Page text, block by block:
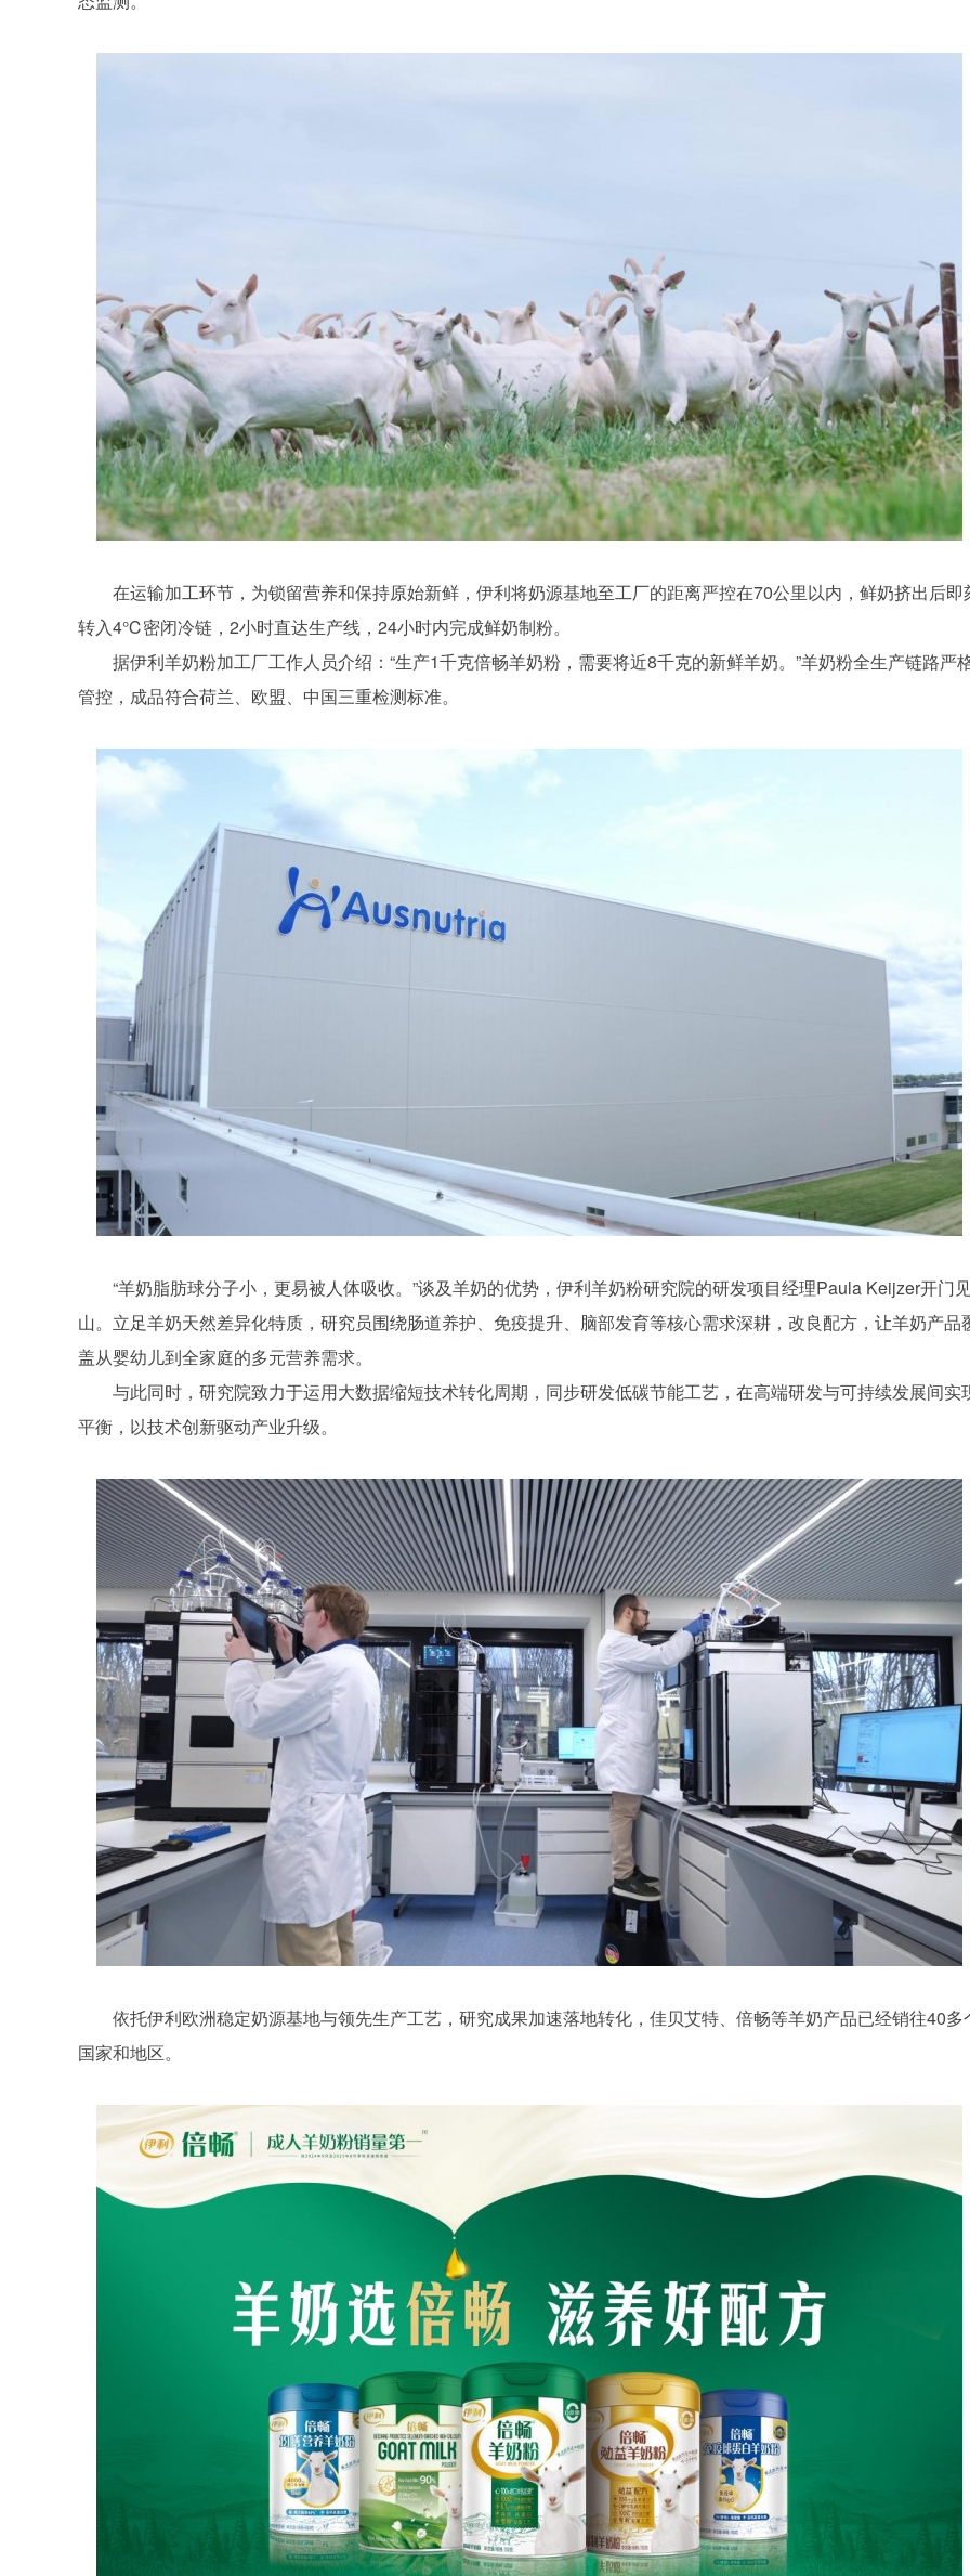
在运输加工环节，为锁留营养和保持原始新鲜，伊利将奶源基地至工厂的距离严控在70公里以内，鲜奶挤出后即
转入4℃密闭冷链，2小时直达生产线，24小时内完成鲜奶制粉。
据伊利羊奶粉加工厂工作人员介绍：“生产1千克倍畅羊奶粉，需要将近8千克的新鲜羊奶。”羊奶粉全生产链路严
管控，成品符合荷兰、欧盟、中国三重检测标准。
“羊奶脂肪球分子小，更易被人体吸收。”谈及羊奶的优势，伊利羊奶粉研究院的研发项目经理Paula Keijzer开门
山。立足羊奶天然差异化特质，研究员围绕肠道养护、免疫提升、脑部发育等核心需求深耕，改良配方，让羊奶产品
盖从婴幼儿到全家庭的多元营养需求。
与此同时，研究院致力于运用大数据缩短技术转化周期，同步研发低碳节能工艺，在高端研发与可持续发展间实
平衡，以技术创新驱动产业升级。
依托伊利欧洲稳定奶源基地与领先生产工艺，研究成果加速落地转化，佳贝艾特、倍畅等羊奶产品已经销往40多
国家和地区。